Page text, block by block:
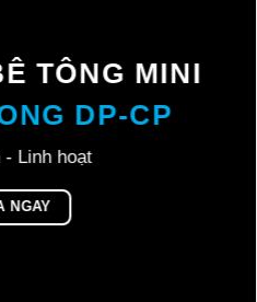
TÔNG MINI
DP-CP
- Linh hoạt
NGAY